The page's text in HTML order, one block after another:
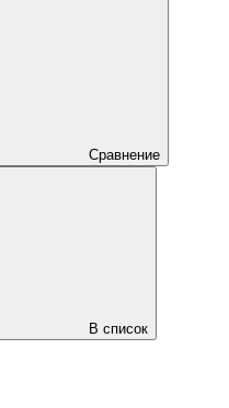
Сравнение
В список